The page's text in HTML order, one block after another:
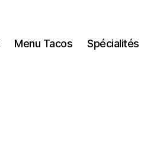
Menu Tacos Spécialités